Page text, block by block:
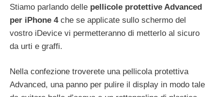
Stiamo parlando delle pellicole protettive Advanced
per iPhone 4che se applicate sullo schermo del
vostro iDevice vi permetteranno di metterlo al sicuro
da urti e graffi.
Nella confezione troverete una pellicola protettiva
Advanced, una panno per pulire il display in modo tale